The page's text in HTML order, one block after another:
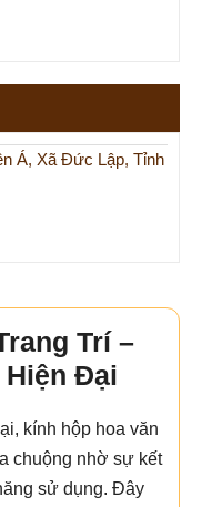
Á, Xã Đức Lập, Tỉnh
Trí –
Đại
kính hộp hoa văn
chuộng nhờ sự kết
sử dụng. Đây